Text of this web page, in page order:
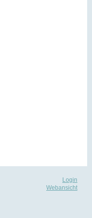
Login
Webansicht